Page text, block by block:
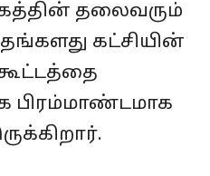
தலைவரும்
கட்சியின்
பிரம்மாண்டமாக